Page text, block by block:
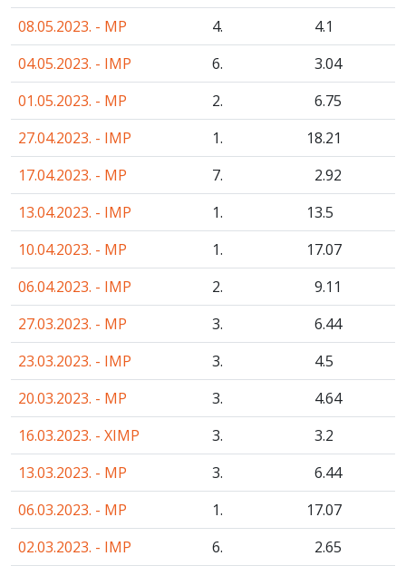
08.05.2023. - MP
4. 4.1
04.05.2023. - IMP
6. 3.04
01.05.2023. - MP
2. 6.75
27.04.2023. - IMP
1. 18.21
17.04.2023. - MP
7. 2.92
13.04.2023. - IMP
1. 13.5
10.04.2023. - MP
1. 17.07
06.04.2023. - IMP
2. 9.11
27.03.2023. - MP
3. 6.44
23.03.2023. - IMP
3. 4.5
20.03.2023. - MP
3. 4.64
16.03.2023. - XIMP
3. 3.2
13.03.2023. - MP
3. 6.44
06.03.2023. - MP
1. 17.07
02.03.2023. - IMP
6. 2.65